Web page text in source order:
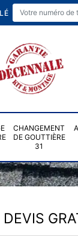
CHANGEMENT
DE GOUTTIÈRE
31